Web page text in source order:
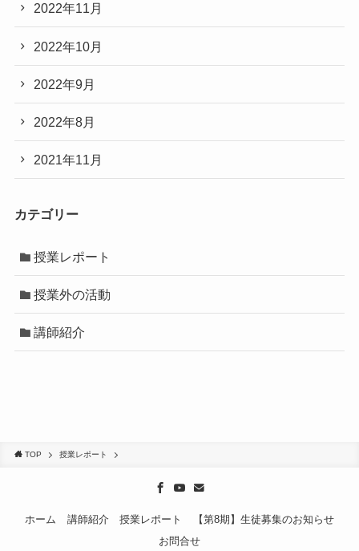
2022年11月
2022年10月
2022年9月
2022年8月
2021年11月
カテゴリー
授業レポート
授業外の活動
講師紹介
TOP 授業レポート
ホーム 講師紹介 授業レポート
【第8期】生徒募集のお知らせ
お問合せ